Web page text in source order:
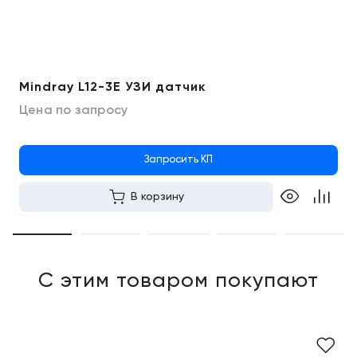
Mindray L12-3E УЗИ датчик
Цена по запросу
Запросить КП
В корзину
С этим товаром покупают